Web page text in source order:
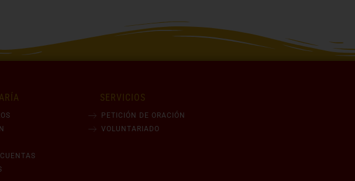
SERVICIOS
PETICIÓN DE ORACIÓN
VOLUNTARIADO